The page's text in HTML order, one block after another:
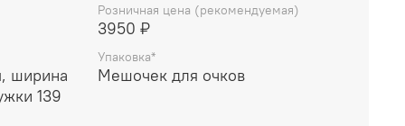
Розничная цена (рекомендуемая)
3950 ₽
ширина
139
Упаковка*
Мешочек для очков